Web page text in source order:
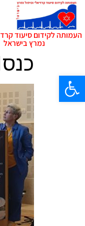
פתח סרגל נגישות
העמותה לקידום סיעוד
נמרץ בישראל
כנס21